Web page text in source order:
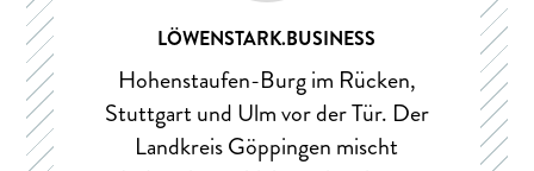
LÖWENSTARK.BUSINESS
Hohenstaufen-Burg im Rücken,
Stuttgart und Ulm vor der Tür. Der
Landkreis Göppingen mischt